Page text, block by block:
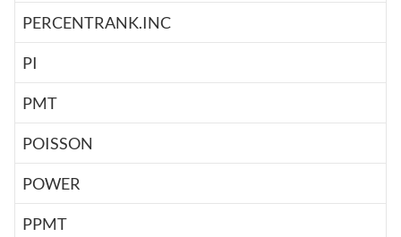
PERCENTRANK.INC
PI
PMT
POISSON
POWER
PPMT